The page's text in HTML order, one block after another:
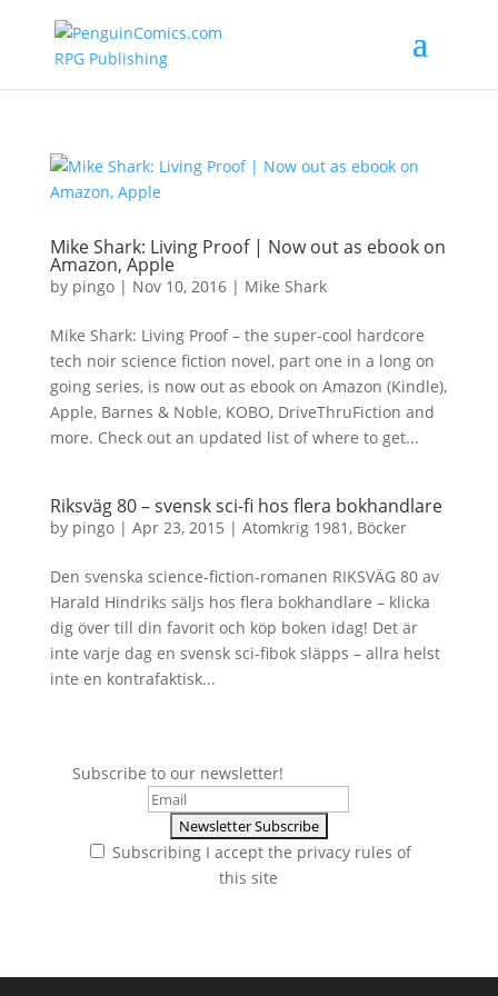
Mike Shark: Living Proof | Now out as ebook on
Amazon, Apple
by pingo| Nov 10, 2016| Mike Shark
Mike Shark: Living Proof – the super-cool hardcore
tech noir science fiction novel, part one in a long on
going series, is now out as ebook on Amazon (Kindle),
Apple, Barnes & Noble, KOBO, DriveThruFiction and
more. Check out an updated list of where to get...
Riksväg 80 – svensk sci-fi hos flera bokhandlare
by pingo| Apr 23, 2015 | Atomkrig 1981, Böcker
Den svenska science-fiction-romanen RIKSVÄG 80 av
Harald Hindriks säljs hos flera bokhandlare – klicka
dig över till din favorit och köp boken idag! Det är
inte varje dag en svensk sci-fibok släpps – allra helst
inte en kontrafaktisk...
Subscribe to our newsletter!
Subscribing I accept the privacy rules of
this site